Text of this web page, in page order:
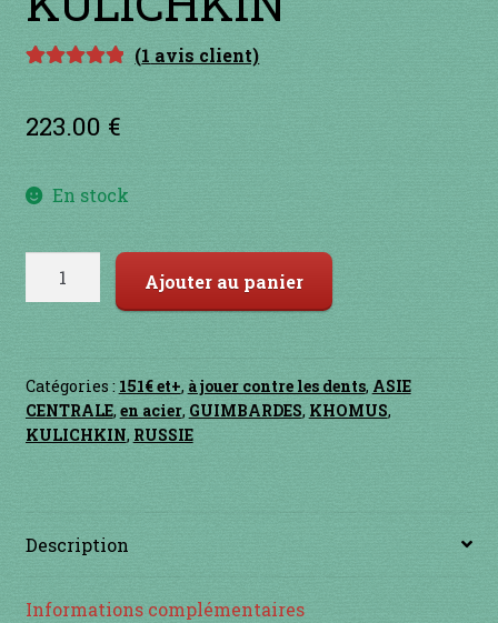
Contact
en acier
en bambou
en bois
en cuivre
en laiton
en plastique
INSTRUMENTS DIVERS
notation
(1 avis client)
223.00 €
En stock
quantité
Ajouter au panier
Catégories : 151€ et+, à jouer contre les dents, ASIE
CENTRALE, en acier, GUIMBARDES, KHOMUS,
KULICHKIN, RUSSIE
Description
Informations complémentaires